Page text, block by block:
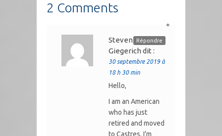
2 Comments
Steven
Giegerichdit :
30 septembre 2019 à
18 h 30 min
Hello,
I am an American
who has just
retired and moved
to Castres. I’m
Répondre
*